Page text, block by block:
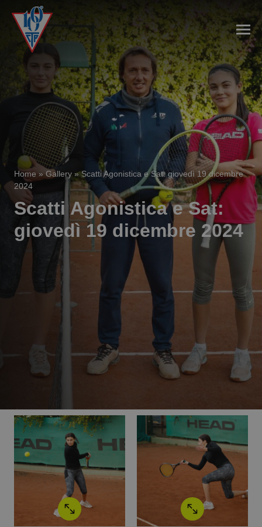
Home »Gallery »Scatti Agonistica e Sat: giovedì 19 dicembre
2024
Scatti Agonistica e Sat:
giovedì 19 dicembre 2024